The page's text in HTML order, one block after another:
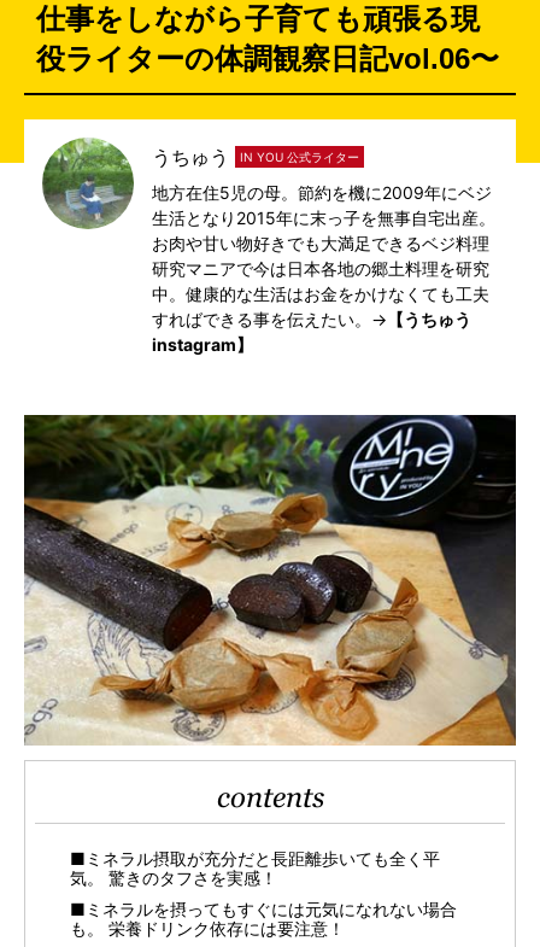
仕事をしながら子育ても頑張る現
役ライターの体調観察日記vol.06〜
うちゅう IN YOU 公式ライター
地方在住5児の母。節約を機に2009年にベジ
生活となり2015年に末っ子を無事自宅出産。
お肉や甘い物好きでも大満足できるベジ料理
研究マニアで今は日本各地の郷土料理を研究
中。健康的な生活はお金をかけなくても工夫
すればできる事を伝えたい。→ 【うちゅう
instagram】
contents
■ミネラル摂取が充分だと長距離歩いても全く平
気。 驚きのタフさを実感！
■ミネラルを摂ってもすぐには元気になれない場合
も。 栄養ドリンク依存には要注意！